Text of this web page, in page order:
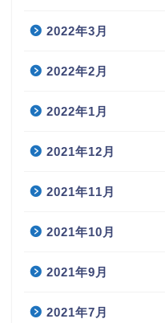
2022年3月
2022年2月
2022年1月
2021年12月
2021年11月
2021年10月
2021年9月
2021年7月